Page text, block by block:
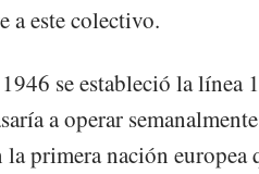
a este colectivo.
se estableció la línea
a operar
primera nación europea